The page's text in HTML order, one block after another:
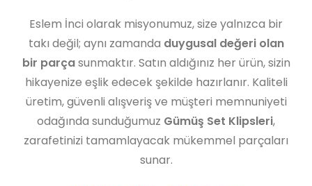
Eslem İnci olarak misyonumuz, size yalnızca bir
takı değil; aynı zamanda duygusal değeri olan
bir parçasunmaktır. Satın aldığınız her ürün, sizin
hikayenize eşlik edecek şekilde hazırlanır. Kaliteli
üretim, güvenli alışveriş ve müşteri memnuniyeti
odağında sunduğumuz Gümüş Set Klipsleri,
zarafetinizi tamamlayacak mükemmel parçaları
sunar.